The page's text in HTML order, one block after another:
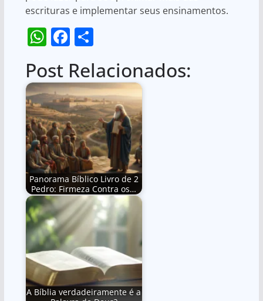
escrituras e implementar seus ensinamentos.
W
at
s
A
p
p
F
c
e
b
o
o
k
S
ar
e
Post Relacionados:
Panorama Bíblico Livro de 2
Pedro: Firmeza Contra os…
A Bíblia verdadeiramente é a